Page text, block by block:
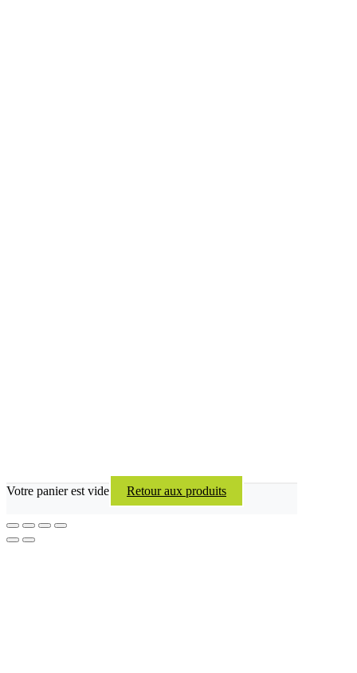
Votre panier est vide Retour aux produits